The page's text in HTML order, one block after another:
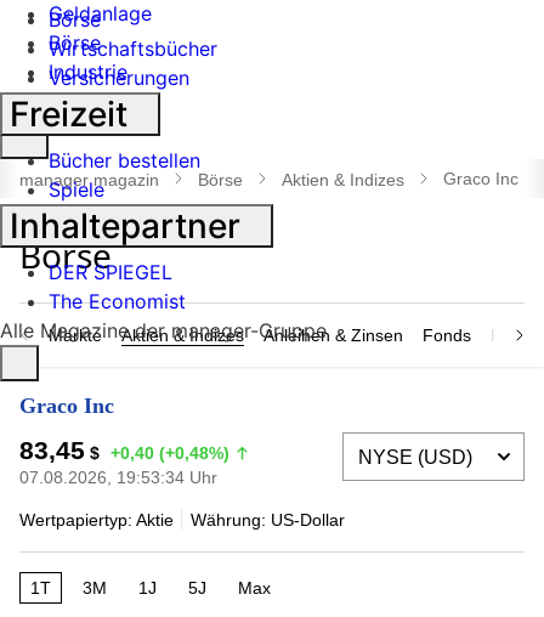
Geldanlage
Börse
Industrie
Suche
öffnen
manager magazin Börse Aktien & Indizes Graco Inc
Märkte Aktien & Indizes Anleihen & Zinsen Fonds
Graco Inc
83,45 $ +0,40 (+0,48%)
07.08.2026, 19:53:34 Uhr
Wertpapiertyp: Aktie Währung: US-Dollar
1T 3M 1J 5J Max
Börse
Wirtschaftsbücher
Versicherungen
Freizeit
Bücher bestellen
Spiele
Inhaltepartner
DER SPIEGEL
The Economist
Alle Magazine der manager-Gruppe